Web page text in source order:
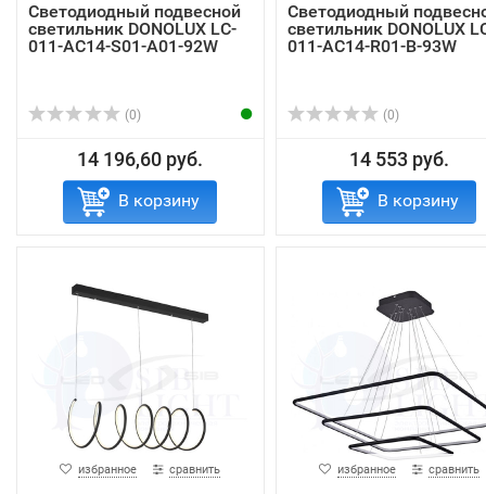
Светодиодный подвесной
светильник DONOLUX LC-
011-AC14-S01-A01-92W
(0)
14 196,60 руб.
В корзину
Светодиодный
светильник DONOLUX
011-AC14-R01-B-93W
(0)
14 553 руб.
В корзину
избранное сравнить избранное сравнить